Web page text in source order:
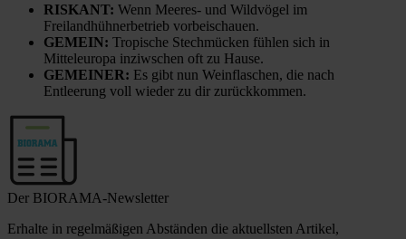
RISKANT: Wenn Meeres- und Wildvögel im
Freilandhühnerbetrieb vorbeischauen.
GEMEIN: Tropische Stechmücken fühlen sich in
Mitteleuropa inziwschen oft zu Hause.
GEMEINER: Es gibt nun Weinflaschen, die nach
Entleerung voll wieder zu dir zurückkommen.
Der BIORAMA-Newsletter
Erhalte in regelmäßigen Abständen die aktuellsten Artikel,